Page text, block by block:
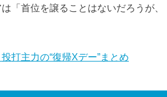
「首位を譲ることはないだろうが、
打主力の“復帰Xデー”まとめ